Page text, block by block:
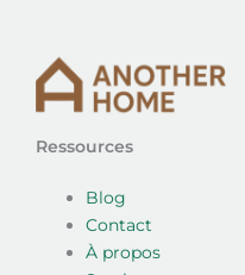
Ressources
Blog
Contact
À propos